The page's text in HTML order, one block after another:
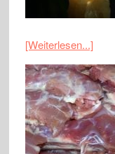
[Weiterlesen...]